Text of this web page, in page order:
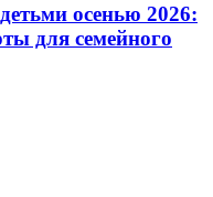
осенью 2026:
для семейного